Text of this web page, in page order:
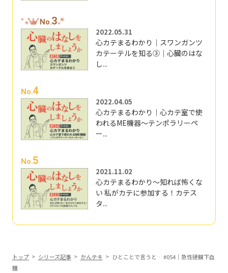
No.3
2022.05.31
心カテまるわかり｜スワンガンツ
カテーテルを知る③｜心臓のはな
し...
No.4
2022.04.05
心カテまるわかり｜心カテ室で使
われるME機器～テンポラリーペ
ー...
No.5
2021.11.02
心カテまるわかり～知れば怖くな
い 私がカテに参加する！カテス
タ...
トップ シリーズ記事 かんテキ
ひとことで言うと… #054｜急性硬膜下血
腫